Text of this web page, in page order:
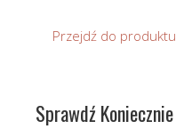
Przejdź do produktu
Sprawdź Koniecznie